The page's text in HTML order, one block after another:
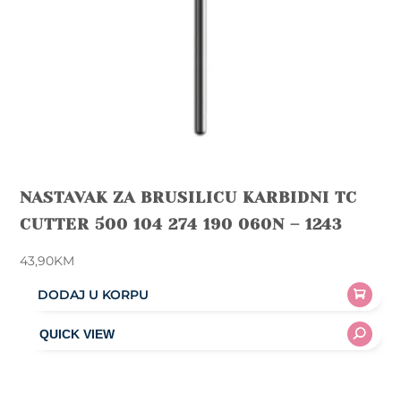
NASTAVAK ZA BRUSILICU KARBIDNI TC
CUTTER 500 104 274 190 060N – 1243
43,90KM
DODAJ U KORPU